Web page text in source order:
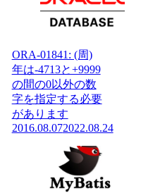
ORA-01841: (周)
年は-4713と+9999
の間の0以外の数
字を指定する必要
があります
2016.08.072022.08.24